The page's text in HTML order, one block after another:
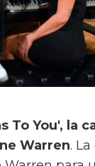
To You', la
Warren.